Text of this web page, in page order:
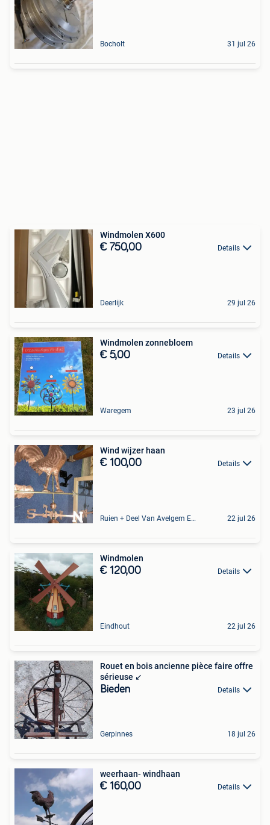
Bocholt 31 jul 26
Windmolen X600
€ 750,00 Details
Deerlijk 29 jul 26
Windmolen zonnebloem
€ 5,00 Details
Waregem 23 jul 26
Wind wijzer haan
€ 100,00 Details
Ruien + Deel Van Avelgem En Waarmaarde 22 jul 26
Windmolen
€ 120,00 Details
Eindhout 22 jul 26
Rouet en bois ancienne pièce faire offre
sérieuse ️↙️
Bieden Details
Gerpinnes 18 jul 26
weerhaan- windhaan
€ 160,00 Details